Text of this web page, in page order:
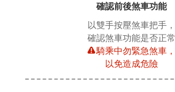
確認前後煞車功能
以雙手按壓煞車把手，
確認煞車功能是否正常
騎乘中勿緊急煞車，
以免造成危險